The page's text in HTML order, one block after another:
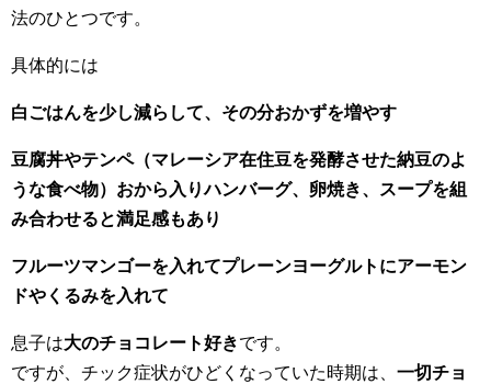
法のひとつです。
具体的には
白ごはんを少し減らして、その分おかずを増やす
豆腐丼やテンペ（マレーシア在住豆を発酵させた納豆のよ
うな食べ物）おから入りハンバーグ、卵焼き、スープを組
み合わせると満足感もあり
フルーツマンゴーを入れてプレーンヨーグルトにアーモン
ドやくるみを入れて
息子は大のチョコレート好きです。
ですが、チック症状がひどくなっていた時期は、 一切チョ